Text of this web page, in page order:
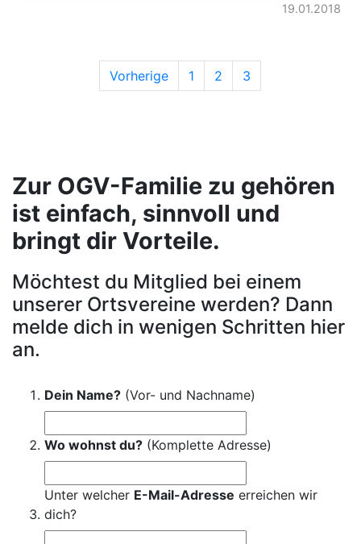
19.01.2018
Vorherige 1 2 3
Zur OGV-Familie zu gehören
ist einfach, sinnvoll und
bringt dir Vorteile.
Möchtest du Mitglied bei einem
unserer Ortsvereine werden? Dann
melde dich in wenigen Schritten hier
an.
Dein Name? (Vor- und Nachname)
Wo wohnst du? (Komplette Adresse)
Unter welcher E-Mail-Adresse erreichen wir
dich?